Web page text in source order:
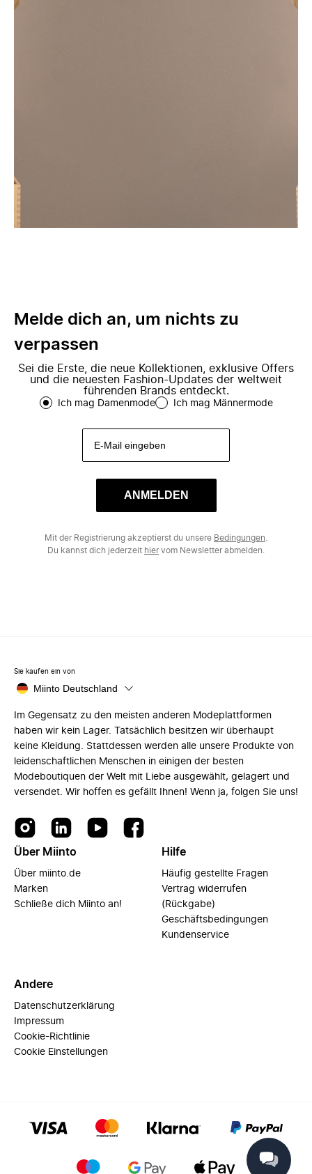
Melde dich an, um nichts zu
verpassen
Sei die Erste, die neue Kollektionen, exklusive Offers
und die neuesten Fashion-Updates der weltweit
führenden Brands entdeckt.
Ich mag Damenmode Ich mag Männermode
ANMELDEN
Mit der Registrierung akzeptierst du unsere Bedingungen
Du kannst dich jederzeit hiervom Newsletter abmelden.
Sie kaufen ein von
Miinto Deutschland
Im Gegensatz zu den meisten anderen Modeplattformen
haben wir kein Lager. Tatsächlich besitzen wir überhaupt
keine Kleidung. Stattdessen werden alle unsere Produkte von
leidenschaftlichen Menschen in einigen der besten
Modeboutiquen der Welt mit Liebe ausgewählt, gelagert und
versendet. Wir hoffen es gefällt Ihnen! Wenn ja, folgen Sie uns!
Über Miinto
Über miinto.de
Marken
Schließe dich Miinto an!
Hilfe
Häufig gestellte Fragen
Vertrag widerrufen
(Rückgabe)
Geschäftsbedingungen
Kundenservice
Andere
Datenschutzerklärung
Impressum
Cookie-Richtlinie
Cookie Einstellungen